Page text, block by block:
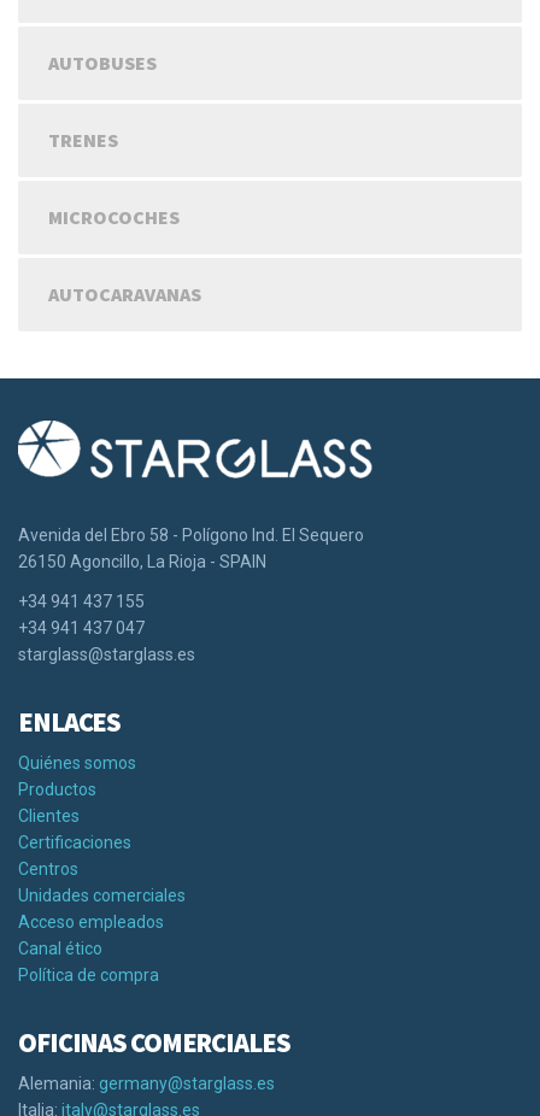
AUTOBUSES
TRENES
MICROCOCHES
AUTOCARAVANAS
Avenida del Ebro 58 - Polígono Ind. El Sequero
26150 Agoncillo, La Rioja - SPAIN
+34 941 437 155
+34 941 437 047
starglass@starglass.es
ENLACES
Quiénes somos
Productos
Clientes
Certificaciones
Centros
Unidades comerciales
Acceso empleados
Canal ético
Política de compra
OFICINAS COMERCIALES
Alemania: germany@starglass.es
Italia: italy@starglass.es